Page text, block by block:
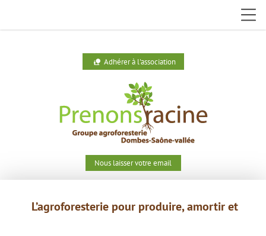
nature_people Adhérer à l'association
Nous laisser votre email
L’agroforesterie pour produire,amortir et